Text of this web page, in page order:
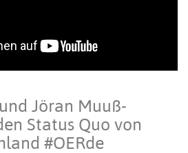
Jöran Muuß-
Status Quo von
#OERde